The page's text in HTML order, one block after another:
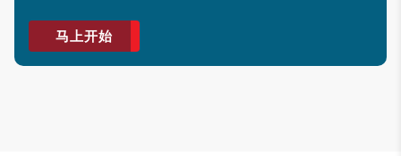
马上开始